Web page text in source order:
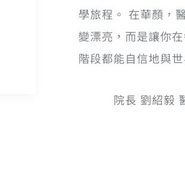
學旅程。 在華顏，
變漂亮，而是讓你
階段都能自信地與世
院長 劉紹毅